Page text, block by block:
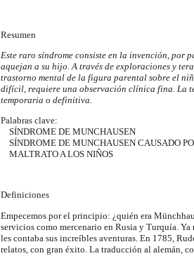
Resumen
Este raro síndrome consiste en la invención, por
aquejan a su hijo. A través de exploraciones y
trastorno mental de la figura parental sobre el
difícil, requiere una observación clínica fina. La
temporaria o definitiva.
Palabras clave:
SÍNDROME DE MUNCHAUSEN
SÍNDROME DE MUNCHAUSEN CAUSADO
MALTRATO A LOS NIÑOS
Definiciones
Empecemos por el principio: ¿quién era
servicios como mercenario en Rusia y Turquía.
les contaba sus increíbles aventuras. En 1785,
relatos, con gran éxito. La traducción al alemán,